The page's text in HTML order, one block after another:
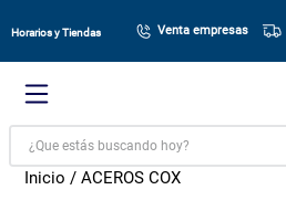
Horarios y Tiendas Venta empresas
¿Que estás buscando hoy?
ACEROS COX